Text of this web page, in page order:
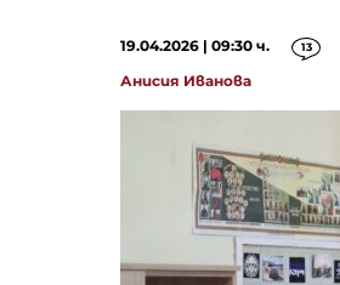
19.04.2026 | 09:30 ч. 13
Анисия Иванова